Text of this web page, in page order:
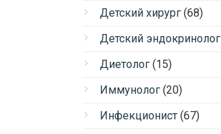
Детский хирург (68)
Детский эндокринолог
Диетолог (15)
Иммунолог (20)
Инфекционист (67)